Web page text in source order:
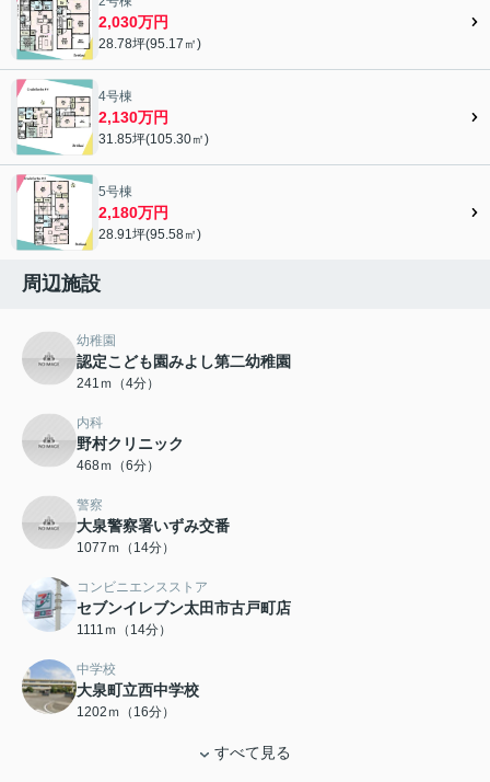
2,030万円
28.78坪(95.17㎡)
4号棟
2,130万円
31.85坪(105.30㎡)
5号棟
2,180万円
28.91坪(95.58㎡)
周辺施設
幼稚園
認定こども園みよし第二幼稚園
241ｍ（4分）
内科
野村クリニック
468ｍ（6分）
警察
大泉警察署いずみ交番
1077ｍ（14分）
コンビニエンスストア
セブンイレブン太田市古戸町店
1111ｍ（14分）
中学校
大泉町立西中学校
1202ｍ（16分）
すべて見る